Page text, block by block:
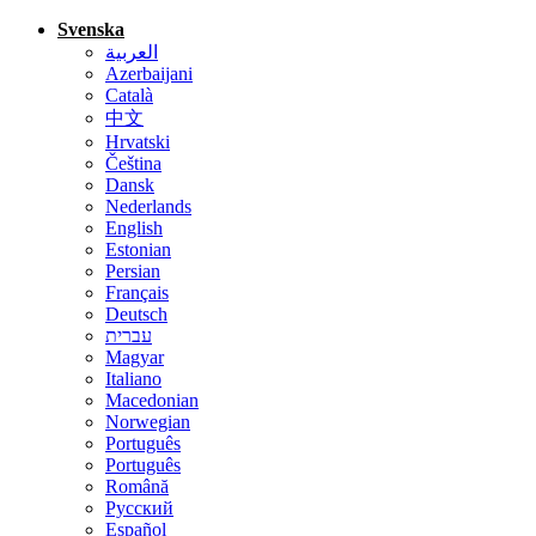
Svenska
العربية
Azerbaijani
Català
中文
Hrvatski
Čeština
Dansk
Nederlands
English
Estonian
Persian
Français
Deutsch
עברית
Magyar
Italiano
Macedonian
Norwegian
Português
Português
Română
Русский
Español